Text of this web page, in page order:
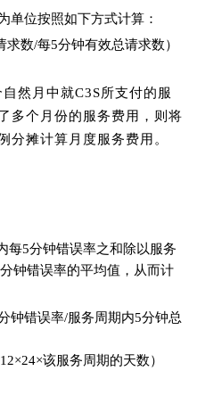
单位按照如下方式计算：
数/每5分钟有效总请求数）
自然月中就C3S所支付的服
多个月份的服务费用，则将
分摊计算月度服务费用。
每5分钟错误率之和除以服务
钟错误率的平均值，从而计
钟错误率/服务周期内5分钟总
该服务周期的天数）